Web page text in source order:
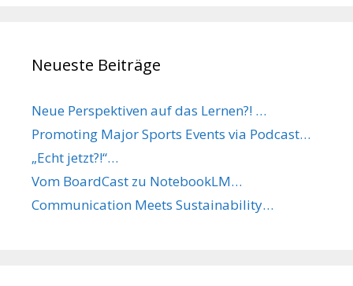
Neueste Beiträge
Neue Perspektiven auf das Lernen?! …
Promoting Major Sports Events via Podcast…
„Echt jetzt?!“…
Vom BoardCast zu NotebookLM…
Communication Meets Sustainability…